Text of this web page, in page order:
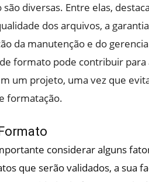
diversas. Entre elas,
dos arquivos, a
da manutenção e do
formato pode contribuir para
um projeto, uma vez que
formatação.
considerar alguns
que serão validados, a sua